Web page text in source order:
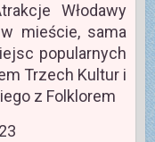
Włodawy
mieście, sama
popularnych
Trzech Kultur i
z Folklorem